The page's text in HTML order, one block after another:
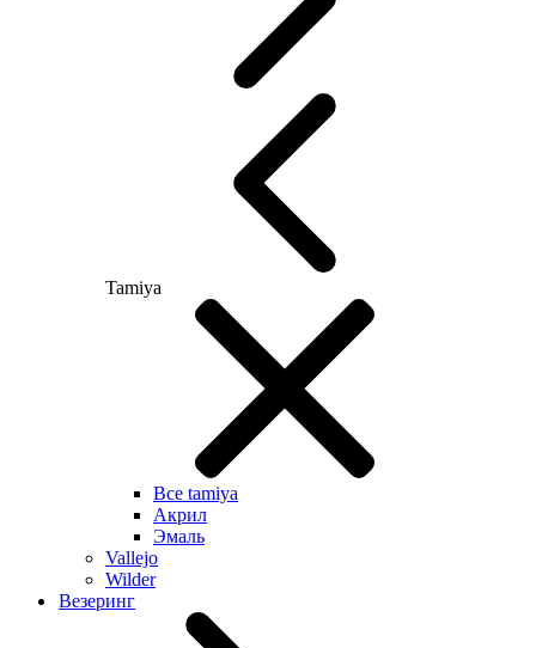
Tamiya
Все tamiya
Акрил
Эмаль
Vallejo
Wilder
Везеринг